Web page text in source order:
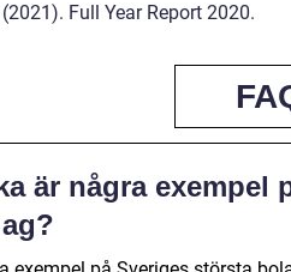
Full Year Report 2020.
är några exempel